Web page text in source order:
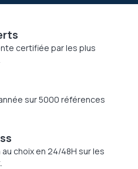
certifiée par les plus
sur 5000 références
choix en 24/48H sur les